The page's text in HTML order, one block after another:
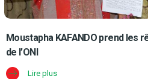
Moustapha KAFANDO prend les
de l’ONI
Lire plus